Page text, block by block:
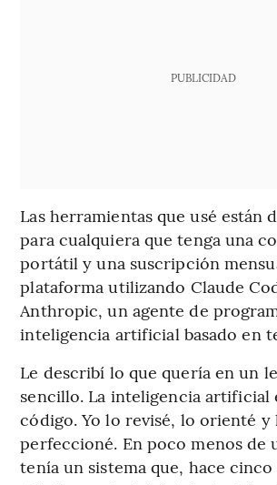
PUBLICIDAD
Las herramientas que usé están
para cualquiera que tenga una
portátil y una suscripción
plataforma utilizando Claude
Anthropic, un agente de
inteligencia artificial basado en
Le describí lo que quería en un
sencillo. La inteligencia artificial
código. Yo lo revisé, lo orienté y
perfeccioné. En poco menos de
tenía un sistema que, hace